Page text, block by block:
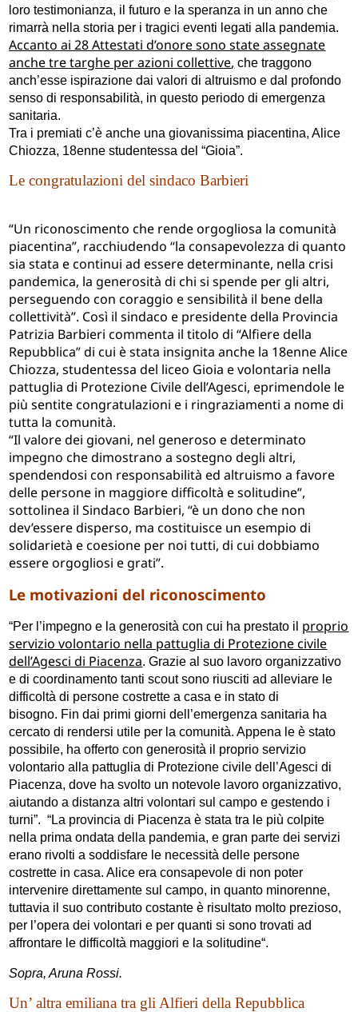
loro testimonianza, il futuro e la speranza in un anno che
rimarrà nella storia per i tragici eventi legati alla pandemia.
Accanto ai 28 Attestati d’onore sono state assegnate
anche tre targhe per azioni collettive, che traggono
anch’esse ispirazione dai valori di altruismo e dal profondo
senso di responsabilità, in questo periodo di emergenza
sanitaria.
Tra i premiati c’è anche una giovanissima piacentina, Alice
Chiozza, 18enne studentessa del “Gioia”.
Le congratulazioni del sindaco Barbieri
“Un riconoscimento che rende orgogliosa la comunità
piacentina”, racchiudendo “la consapevolezza di quanto
sia stata e continui ad essere determinante, nella crisi
pandemica, la generosità di chi si spende per gli altri,
perseguendo con coraggio e sensibilità il bene della
collettività”. Così il sindaco e presidente della Provincia
Patrizia Barbieri commenta il titolo di “Alfiere della
Repubblica” di cui è stata insignita anche la 18enne Alice
Chiozza, studentessa del liceo Gioia e volontaria nella
pattuglia di Protezione Civile dell’Agesci, eprimendole le
più sentite congratulazioni e i ringraziamenti a nome di
tutta la comunità.
“Il valore dei giovani, nel generoso e determinato
impegno che dimostrano a sostegno degli altri,
spendendosi con responsabilità ed altruismo a favore
delle persone in maggiore difficoltà e solitudine”,
sottolinea il Sindaco Barbieri, “è un dono che non
dev’essere disperso, ma costituisce un esempio di
solidarietà e coesione per noi tutti, di cui dobbiamo
essere orgogliosi e grati”.
Le motivazioni del riconoscimento
“Per l’impegno e la generosità con cui ha prestato il proprio
servizio volontario nella pattuglia di Protezione civile
dell’Agesci di Piacenza. Grazie al suo lavoro organizzativo
e di coordinamento tanti scout sono riusciti ad alleviare le
difficoltà di persone costrette a casa e in stato di
bisogno. Fin dai primi giorni dell’emergenza sanitaria ha
cercato di rendersi utile per la comunità. Appena le è stato
possibile, ha offerto con generosità il proprio servizio
volontario alla pattuglia di Protezione civile dell’Agesci di
Piacenza, dove ha svolto un notevole lavoro organizzativo,
aiutando a distanza altri volontari sul campo e gestendo i
turni”. “La provincia di Piacenza è stata tra le più colpite
nella prima ondata della pandemia, e gran parte dei servizi
erano rivolti a soddisfare le necessità delle persone
costrette in casa. Alice era consapevole di non poter
intervenire direttamente sul campo, in quanto minorenne,
tuttavia il suo contributo costante è risultato molto prezioso,
per l’opera dei volontari e per quanti si sono trovati ad
affrontare le difficoltà maggiori e la solitudine“.
Sopra, Aruna Rossi.
Un’ altra emiliana tra gli Alfieri della Repubblica